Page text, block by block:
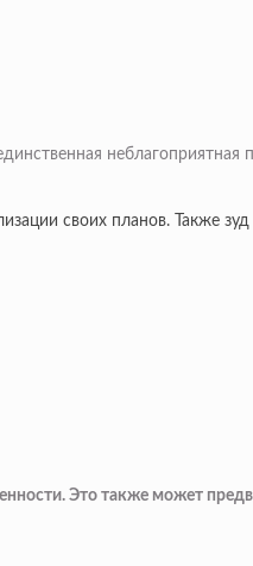
неблагоприятная
своих планов. Также зуд
Это также может